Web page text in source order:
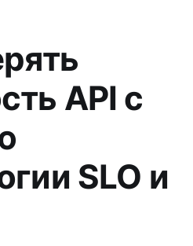
API с
SLO и